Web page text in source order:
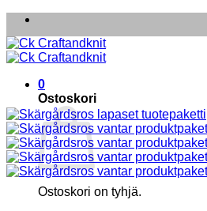
Skip
content
0
Ostoskori
Ostoskori on tyhjä.